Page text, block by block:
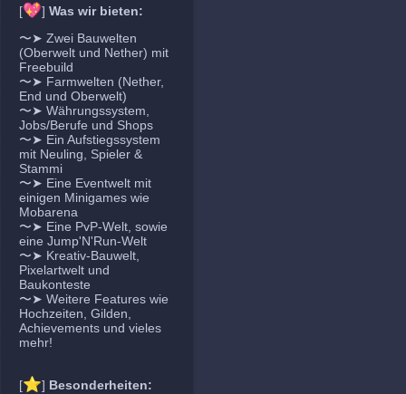
[💖] Was wir bieten:
〜➤ Zwei Bauwelten
(Oberwelt und Nether) mit
Freebuild
〜➤ Farmwelten (Nether,
End und Oberwelt)
〜➤ Währungssystem,
Jobs/Berufe und Shops
〜➤ Ein Aufstiegssystem
mit Neuling, Spieler &
Stammi
〜➤ Eine Eventwelt mit
einigen Minigames wie
Mobarena
〜➤ Eine PvP-Welt, sowie
eine Jump'N'Run-Welt
〜➤ Kreativ-Bauwelt,
Pixelartwelt und
Baukonteste
〜➤ Weitere Features wie
Hochzeiten, Gilden,
Achievements und vieles
mehr!
[⭐] Besonderheiten: